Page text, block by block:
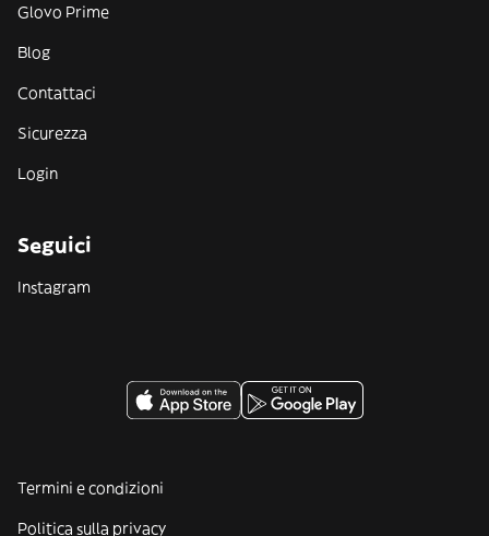
Glovo Prime
Blog
Contattaci
Sicurezza
Login
Seguici
Instagram
Termini e condizioni
Politica sulla privacy